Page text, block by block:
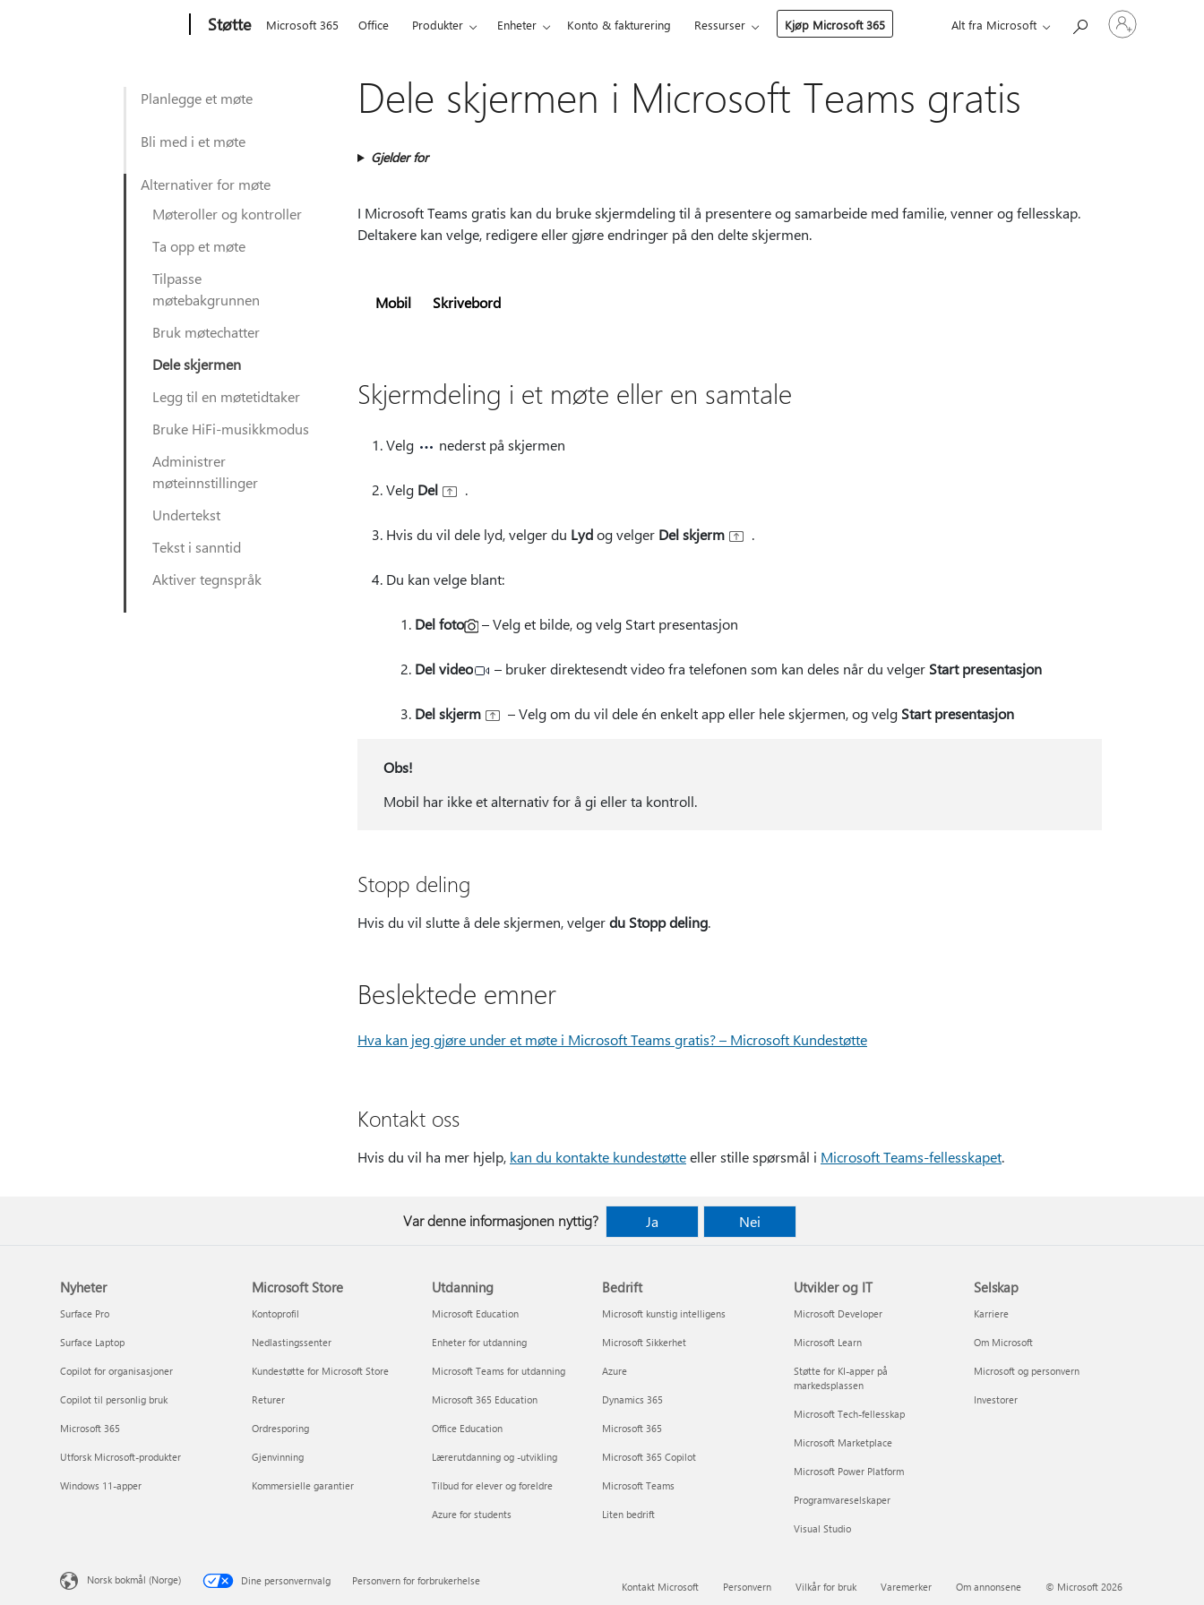
Støtte Microsoft 365 Office Produkter Enheter Konto & fakturering Ressurser Kjøp Microsoft 365 Alt fra Microsoft
Logg
på
kontoen
Planlegge et møte
Bli med i et møte
Alternativer for møte
Møteroller og kontroller
Ta opp et møte
Tilpasse
møtebakgrunnen
Bruk møtechatter
Dele skjermen
Legg til en møtetidtaker
Bruke HiFi-musikkmodus
Administrer
møteinnstillinger
Undertekst
Tekst i sanntid
Aktiver tegnspråk
Dele skjermen i Microsoft Teams gratis
Gjelder for
I Microsoft Teams gratis kan du bruke skjermdeling til å presentere og samarbeide med familie, venner og fellesskap.
Deltakere kan velge, redigere eller gjøre endringer på den delte skjermen.
Mobil Skrivebord
Skjermdeling i et møte eller en samtale
Velg nederst på skjermen
Velg Del .
Hvis du vil dele lyd, velger du Lydog velger Del skjerm .
Du kan velge blant:
Del foto – Velg et bilde, og velg Start presentasjon
Del video – bruker direktesendt video fra telefonen som kan deles når du velger Start presentasjon
Del skjerm – Velg om du vil dele én enkelt app eller hele skjermen, og velg Start presentasjon
Obs!
Mobil har ikke et alternativ for å gi eller ta kontroll.
Stopp deling
Hvis du vil slutte å dele skjermen, velgerdu Stopp deling.
Beslektede emner
Hva kan jeg gjøre under et møte i Microsoft Teams gratis? – Microsoft Kundestøtte
Kontakt oss
Hvis du vil ha mer hjelp, kan du kontakte kundestøtteeller stille spørsmål i Microsoft Teams-fellesskapet.
Var denne informasjonen nyttig? Ja Nei
Nyheter
Surface Pro
Surface Laptop
Copilot for organisasjoner
Copilot til personlig bruk
Microsoft 365
Utforsk Microsoft-produkter
Windows 11-apper
Microsoft Store
Kontoprofil
Nedlastingssenter
Kundestøtte for Microsoft Store
Returer
Ordresporing
Gjenvinning
Kommersielle garantier
Utdanning
Microsoft Education
Enheter for utdanning
Microsoft Teams for utdanning
Microsoft 365 Education
Office Education
Lærerutdanning og -utvikling
Tilbud for elever og foreldre
Azure for students
Bedrift
Microsoft kunstig intelligens
Microsoft Sikkerhet
Azure
Dynamics 365
Microsoft 365
Microsoft 365 Copilot
Microsoft Teams
Liten bedrift
Utvikler og IT
Microsoft Developer
Microsoft Learn
Støtte for KI-apper på
markedsplassen
Microsoft Tech-fellesskap
Microsoft Marketplace
Microsoft Power Platform
Programvareselskaper
Visual Studio
Selskap
Karriere
Om Microsoft
Microsoft og personvern
Investorer
Norsk bokmål (Norge) Dine personvernvalg Personvern for forbrukerhelse Kontakt Microsoft Personvern Vilkår for bruk Varemerker Om annonsene © Microsoft 2026